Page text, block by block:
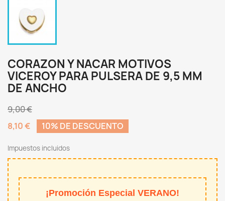
CORAZON Y NACAR MOTIVOS
VICEROY PARA PULSERA DE 9,5 MM
DE ANCHO
9,00 €
8,10 €
10% DE DESCUENTO
Impuestos incluidos
¡Promoción Especial VERANO!